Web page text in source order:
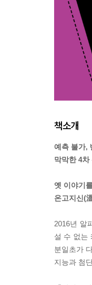
책소개
예측 불가,
막막한 4
옛 이야기
온고지신(
2016년 알
설 수 없는
분일초가
지능과 첨